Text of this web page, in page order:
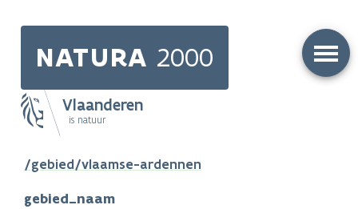
NATURA 2000
Vlaanderen
is natuur
Main
navigation
/gebied/vlaamse-ardennen
gebied_naam